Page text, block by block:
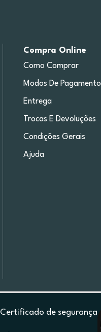
Compra Online
Como Comprar
Modos De Pagamento
Entrega
Trocas E Devoluções
Condições Gerais
Ajuda
Certificado de segurança